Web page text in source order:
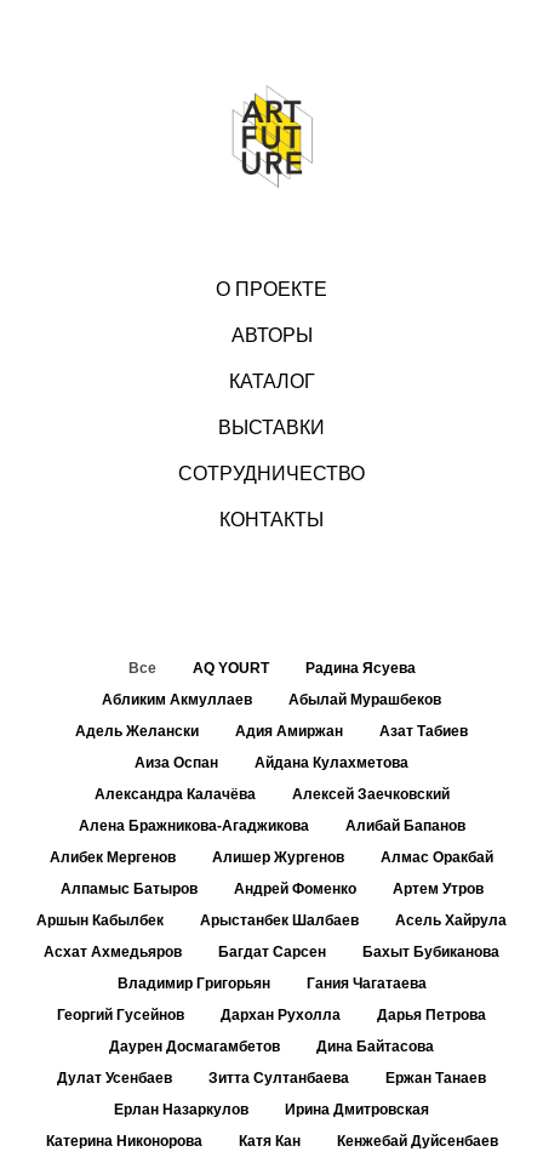
О ПРОЕКТЕ
АВТОРЫ
КАТАЛОГ
ВЫСТАВКИ
СОТРУДНИЧЕСТВО
КОНТАКТЫ
Все AQ YOURT
Радина Ясуева
Абликим Акмуллаев
Абылай Мурашбеков
Адель Желански
Адия Амиржан
Азат Табиев
Аиза Оспан
Айдана Кулахметова
Александра Калачёва
Алексей Заечковский
Алена Бражникова-Агаджикова
Алибай Бапанов
Алибек Мергенов
Алишер Жургенов
Алмас Оракбай
Алпамыс Батыров
Андрей Фоменко
Артем Утров
Аршын Кабылбек
Арыстанбек Шалбаев
Асель Хайрула
Асхат Ахмедьяров
Багдат Сарсен
Бахыт Бубиканова
Владимир Григорьян
Гания Чагатаева
Георгий Гусейнов
Дархан Рухолла
Дарья Петрова
Даурен Досмагамбетов
Дина Байтасова
Дулат Усенбаев
Зитта Султанбаева
Ержан Танаев
Ерлан Назаркулов
Ирина Дмитровская
Катерина Никонорова
Катя Кан
Кенжебай Дуйсенбаев